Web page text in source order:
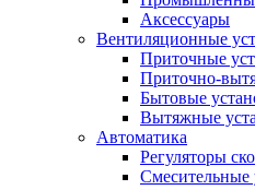
Аксессуары
Вентиляционные
Приточные
Приточно-
Бытовые
Вытяжные
Автоматика
Регуляторы
Смесительные